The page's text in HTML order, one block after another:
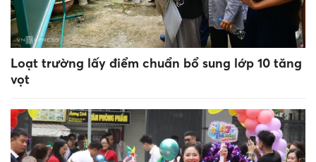
Loạt trường lấy điểm chuẩn bổ sung lớp 10 tăng
vọt